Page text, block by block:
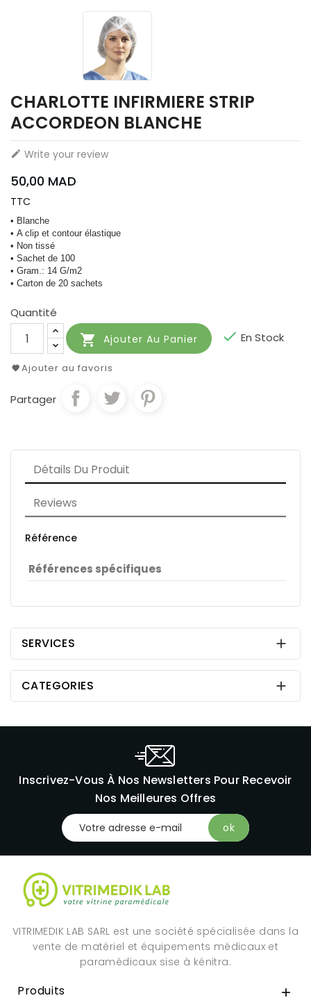
CHARLOTTE INFIRMIERE STRIP
ACCORDEON BLANCHE
 Write your review
50,00 MAD
TTC
• Blanche
• A clip et contour élastique
• Non tissé
• Sachet de 100
• Gram.: 14 G/m2
• Carton de 20 sachets
Quantité
 Ajouter Au Panier  En Stock
Ajouter au favoris
Partager
Détails Du Produit
Reviews
Référence
Références spécifiques
SERVICES 
CATEGORIES 
Inscrivez-Vous À Nos Newsletters Pour Recevoir
Nos Meilleures Offres
VITRIMEDIK LAB SARL est une société spécialisée dans la
vente de matériel et équipements médicaux et
paramédicaux sise à kénitra.
Produits 